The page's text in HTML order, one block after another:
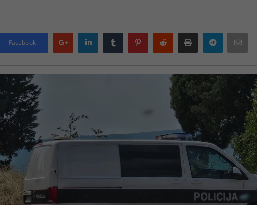
Facebook
Google
plus
LinkedIn Tumblr PinterestReddit Print Telegram